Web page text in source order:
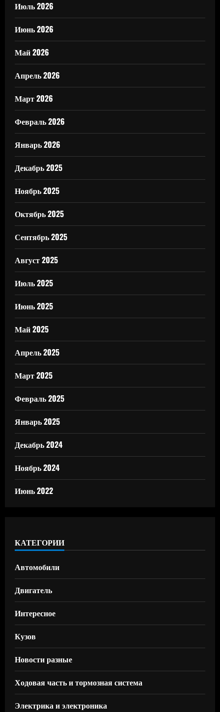
Июль 2026
Июнь 2026
Май 2026
Апрель 2026
Март 2026
Февраль 2026
Январь 2026
Декабрь 2025
Ноябрь 2025
Октябрь 2025
Сентябрь 2025
Август 2025
Июль 2025
Июнь 2025
Май 2025
Апрель 2025
Март 2025
Февраль 2025
Январь 2025
Декабрь 2024
Ноябрь 2024
Июнь 2022
КАТЕГОРИИ
Автомобили
Двигатель
Интересное
Кузов
Новости разные
Ходовая часть и тормозная система
Электрика и электроника